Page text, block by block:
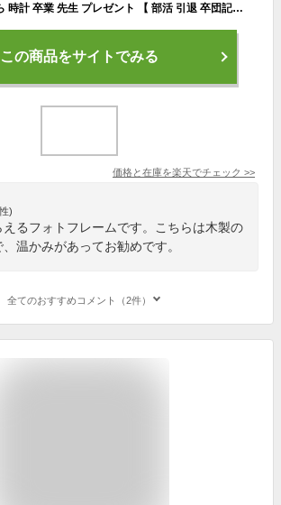
卒団 記念品 1個から 時計 卒業 先生 プレゼント 【 部活 引退 卒団記念 竹の節目 フォトフレーム クロック 】 卒業記念品 名入れ 野球 サッカー バスケ バレー 名前入り 写真立て ハガキサイズ 名入り 卒業記念 ギフト 柔道 剣道 吹奏楽 テニス 法人 メッセージカード
この商品をサイトでみる
価格と在庫を楽天でチェック >>
)
るフォトフレームです。こちらは木製の
温かみがあってお勧めです。
全てのおすすめコメント（2件）